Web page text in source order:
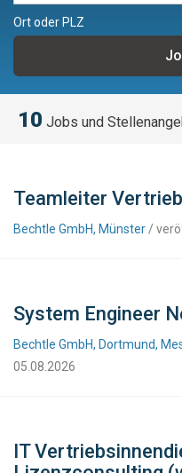
Ort oder PLZ
10 Jobs und
Teamleiter
Bechtle GmbH, Münster /
System Engineer
Bechtle GmbH, Dortmund,
05.08.2026
IT